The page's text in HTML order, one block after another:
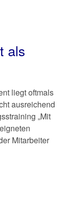
als
liegt oftmals
ausreichend
„Mit
Mitarbeiter